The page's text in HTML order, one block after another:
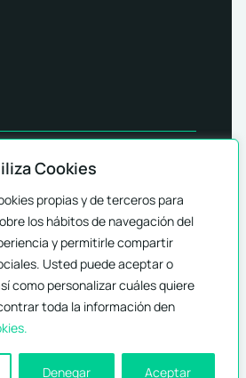
Cookies
propias y de terceros para
los hábitos de navegación del
y permitirle compartir
Usted puede aceptar o
como personalizar cuáles quiere
toda la información den
Denegar Aceptar
© 2026 - Arold Solutions SL.
Todos los derechos
reservados